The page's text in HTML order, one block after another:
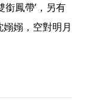
銜鳳帶’，另有
嫋，空對明月